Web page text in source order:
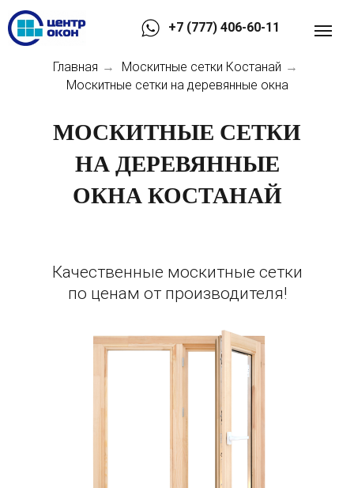
+7 (777) 406-60-11
Главная → Москитные сетки Костанай →
Москитные сетки на деревянные окна
МОСКИТНЫЕ СЕТКИ
НА ДЕРЕВЯННЫЕ
ОКНА КОСТАНАЙ
Качественные москитные сетки
по ценам от производителя!